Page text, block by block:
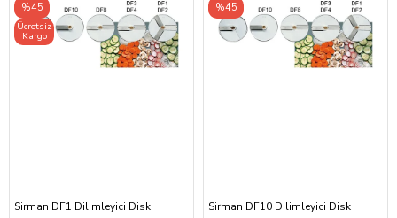
Sirman DF1 Dilimleyici Disk
%45
Ücretsiz
Kargo
Sirman DF10 Dilimleyici Disk
%45